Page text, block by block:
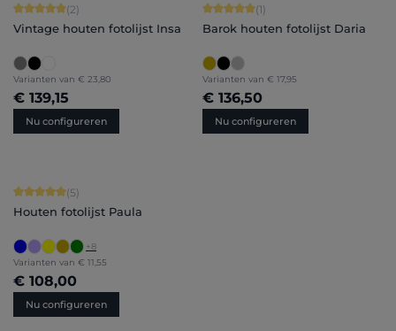
Gemiddelde waardering van 5 van 5 sterren
(2)
Vintage houten fotolijst Insa
Varianten van € 23,80
€ 139,15
Nu configureren
Gemiddelde waardering van 5 van 5
(1)
Barok houten fotolijst Daria
Varianten van € 17,95
€ 136,50
Nu configureren
Gemiddelde waardering van 5 van 5 sterren
(5)
Houten fotolijst Paula
+8
Varianten van € 11,55
€ 108,00
Nu configureren